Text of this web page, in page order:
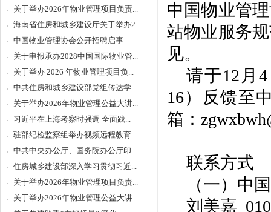
关于举办2026年物业管理项目负责...
海南省住房和城乡建设厅关于举办2...
中国物业管理协会公开招聘启事
关于申报承办2028中国国际物业管...
关于举办 2026 年物业管理项目负...
中共住房和城乡建设部党组传达学...
关于举办2026年物业管理公益大讲...
习近平在上海考察时强调 全面践...
驻部纪检监察组举办视频远程教育...
中共中央办公厅、国务院办公厅印...
住房城乡建设部深入学习贯彻习近...
关于举办2026年物业管理项目负责...
关于举办2026年物业管理公益大讲...
中国物业管
站物业服务
见。
请于12月
16）反馈至
箱：
联系方式
（一）中
刘美嘉